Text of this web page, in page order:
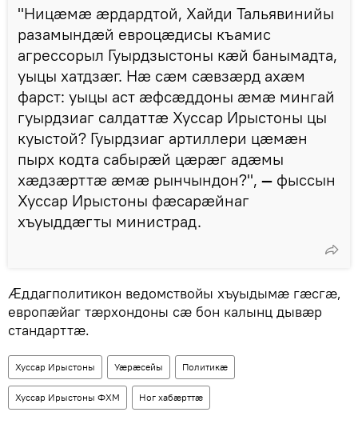
"Ницæмæ æрдардтой, Хайди Тальявинийы
разамындæй евроцæдисы къамис
агрессорыл Гуырдзыстоны кæй банымадта,
уыцы хатдзæг. Нæ сæм сæвзæрд ахæм
фарст: уыцы аст æфсæддоны æмæ мингай
гуырдзиаг салдаттæ Хуссар Ирыстоны цы
куыстой? Гуырдзиаг артиллери цæмæн
пырх кодта сабырæй цæрæг адæмы
хæдзæрттæ æмæ рынчындон?", — фыссын
Хуссар Ирыстоны фæсарæйнаг
хъуыддæгты министрад.
Æддагполитикон ведомствойы хъуыдымæ гæсгæ,
европæйаг тæрхондоны сæ бон калынц дывæр
стандарттæ.
Хуссар Ирыстоны Уӕрӕсейы Политикӕ
Хуссар Ирыстоны ФХМ Ног хабӕрттӕ